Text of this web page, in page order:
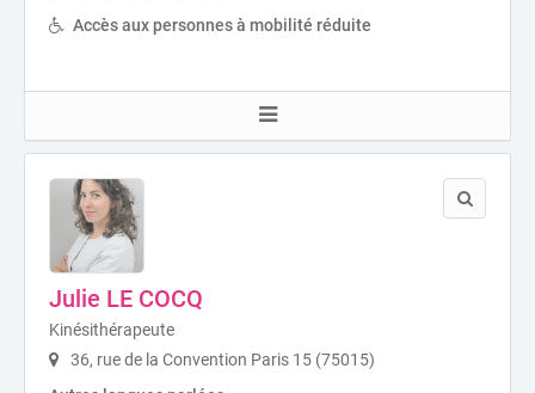
Accès aux personnes à mobilité réduite
Julie LE COCQ
Kinésithérapeute
36, rue de la Convention Paris 15 (75015)